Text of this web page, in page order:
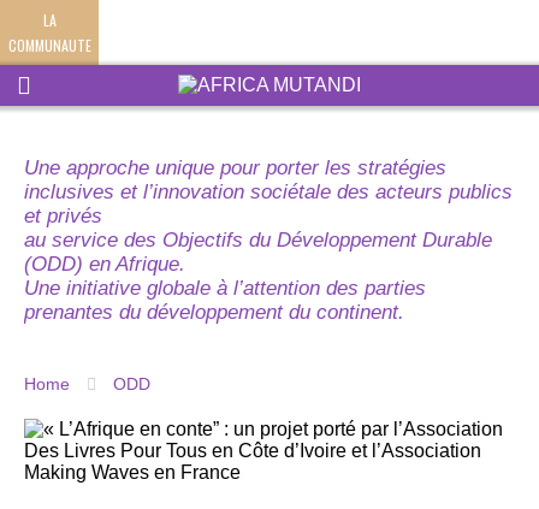
LA
COMMUNAUTE
Une approche unique pour porter les stratégies
inclusives et l’innovation sociétale des acteurs publics
et privés
au service des Objectifs du Développement Durable
(ODD) en Afrique.
Une initiative globale à l’attention des parties
prenantes du développement du continent.
Home ODD